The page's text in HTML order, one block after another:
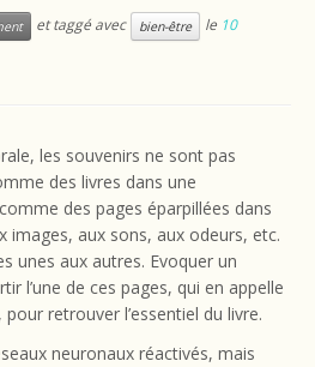
et taggé avec bien-être le 10
les souvenirs ne sont pas
des livres dans une
des pages éparpillées dans
images, aux sons, aux odeurs, etc.
unes aux autres. Evoquer un
l’une de ces pages, qui en appelle
retrouver l’essentiel du livre.
neuronaux réactivés, mais